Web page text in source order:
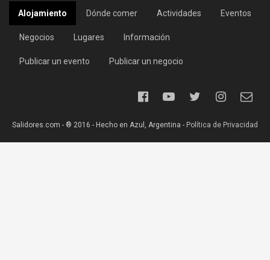
Alojamiento Dónde comer Actividades Eventos
Negocios Lugares Información
Publicar un evento Publicar un negocio
Salidores.com - ® 2016 - Hecho en Azul, Argentina - Política de Privacidad